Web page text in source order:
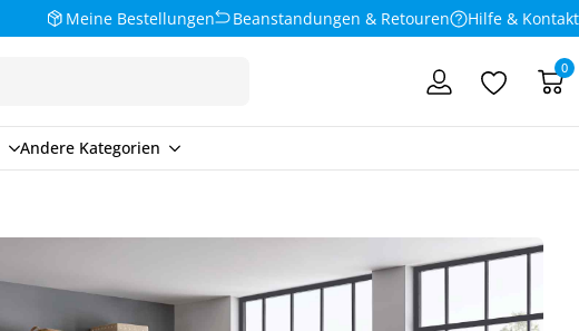
Meine Bestellungen Beanstandungen & Retouren Hilfe & Kontakt
0
Andere Kategorien